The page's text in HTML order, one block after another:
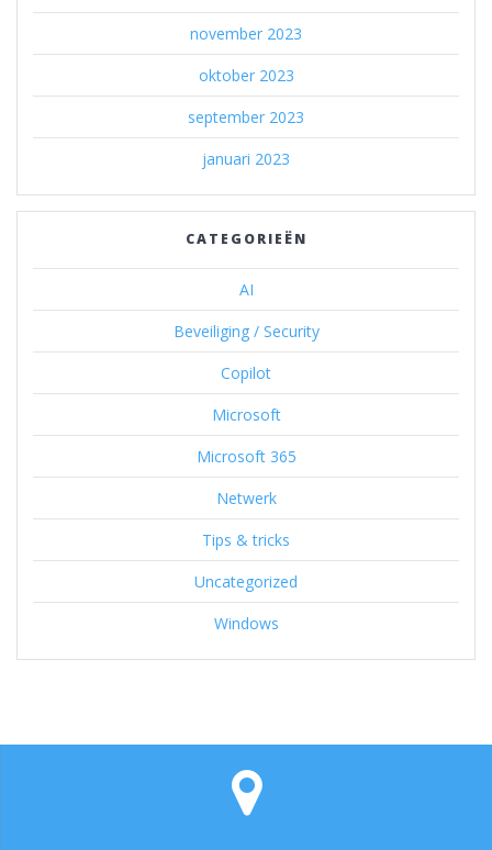
november 2023
oktober 2023
september 2023
januari 2023
CATEGORIEËN
AI
Beveiliging / Security
Copilot
Microsoft
Microsoft 365
Netwerk
Tips & tricks
Uncategorized
Windows